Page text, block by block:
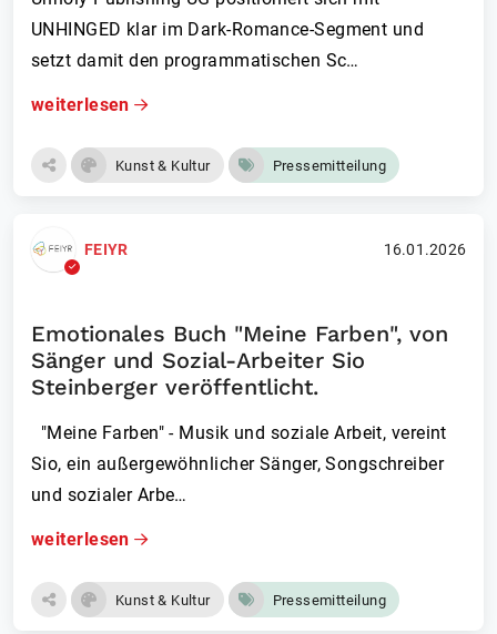
UNHINGED klar im Dark-Romance-Segment und
setzt damit den programmatischen Sc…
weiterlesen
Kunst & Kultur Pressemitteilung
FEIYR 16.01.2026
Emotionales Buch "Meine Farben", von
Sänger und Sozial-Arbeiter Sio
Steinberger veröffentlicht.
Sio, ein außergewöhnlicher Sänger, Songschreiber
und sozialer Arbe…
weiterlesen
Kunst & Kultur Pressemitteilung